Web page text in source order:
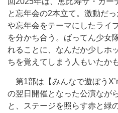
と忘年会の2本立て。激動だ
や忘年会をテーマにしたライ
を分かち合う。ばってん少女
れることに、なんだか少しホ
ちを覚えてしまう人もいたか
第1部は【みんなで遊ぼう
の翌日開催となった公演なが
と、ステージを照らす赤と緑